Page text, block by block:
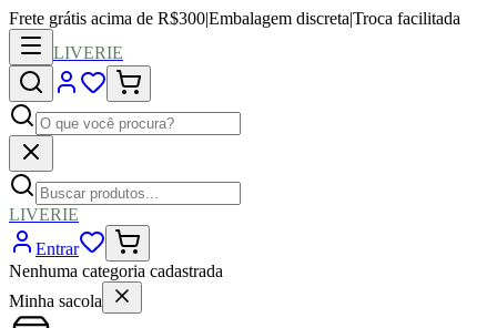
Frete grátis acima de R$300|Embalagem discreta|Troca facilitada
LIVERIE
LIVERIE
Entrar
Nenhuma categoria cadastrada
Minha sacola